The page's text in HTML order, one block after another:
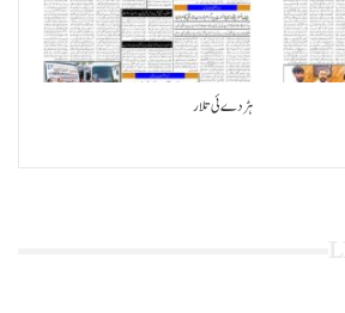
ہڑدے ئی تلار